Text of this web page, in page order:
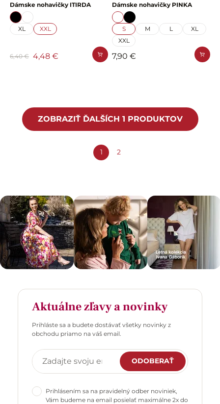
Dámske nohavičky ITIRDA
XL XXL
6,40 € 4,48 €
Dámske nohavičky PINKA
S M L
XL
XXL
7,90 €
ZOBRAZIŤ ĎALŠÍCH 1 PRODUKTOV
1 2
Aktuálne zľavy a novinky
Prihláste sa a budete dostávať všetky novinky z
obchodu priamo na váš email.
ODOBERAŤ
Prihlásením sa na pravidelný odber noviniek,
Vám budeme na email posielať maximálne 2x do